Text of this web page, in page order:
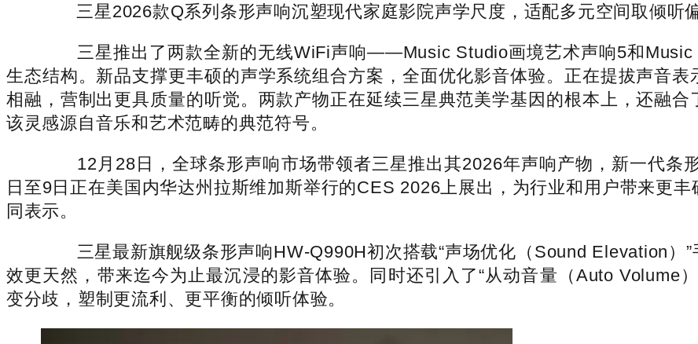
三星2026款Q系列条形声响沉塑现代家庭影院声学尺度，适配多元空间取倾听偏
三星推出了两款全新的无线WiFi声响——Music Studio画境艺术声响5和Music
生态结构。新品支撑更丰硕的声学系统组合方案，全面优化影音体验。正在提拔声音
相融，营制出更具质量的听觉。两款产物正在延续三星典范美学基因的根本上，还融
该灵感源自音乐和艺术范畴的典范符号。
12月28日，全球条形声响市场带领者三星推出其2026年声响产物，新一代条
日至9日正在美国内华达州拉斯维加斯举行的CES 2026上展出，为行业和用户带来更
同表示。
三星最新旗舰级条形声响HW-Q990H初次搭载“声场优化（Sound Elevation）”
效更天然，带来迄今为止最沉浸的影音体验。同时还引入了“从动音量（Auto Volume
变分歧，塑制更流利、更平衡的倾听体验。